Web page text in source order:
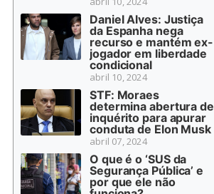
Daniel Alves: Justiça
da Espanha nega
recurso e mantém ex-
jogador em liberdade
condicional
abril 10, 2024
STF: Moraes
determina abertura de
inquérito para apurar
conduta de Elon Musk
abril 07, 2024
O que é o ‘SUS da
Segurança Pública’ e
por que ele não